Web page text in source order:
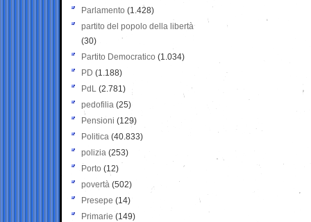
Parlamento (1.428)
partito del popolo della libertà
(30)
Partito Democratico (1.034)
PD (1.188)
PdL (2.781)
pedofilia (25)
Pensioni (129)
Politica (40.833)
polizia (253)
Porto (12)
povertà (502)
Presepe (14)
Primarie (149)